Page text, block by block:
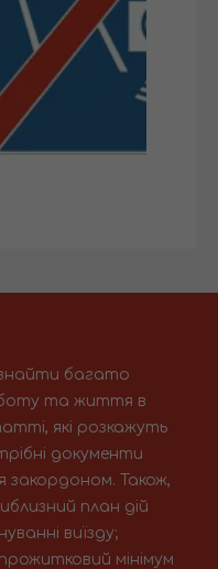
знайти багато
та життя в
які розкажуть
документи
закордоном. Також,
план дій
виїзду;
мінімум